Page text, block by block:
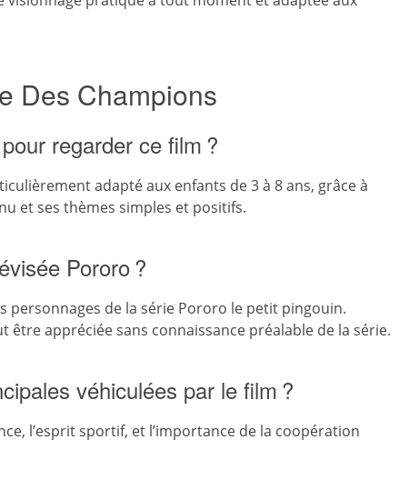
Des Champions
regarder ce film ?
adapté aux enfants de 3 à 8 ans, grâce à
et ses thèmes simples et positifs.
Pororo ?
personnages de la série Pororo le petit pingouin.
être appréciée sans connaissance préalable de la série.
véhiculées par le film ?
l’esprit sportif, et l’importance de la coopération